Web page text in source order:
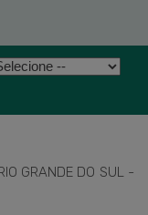
GRANDE DO SUL -